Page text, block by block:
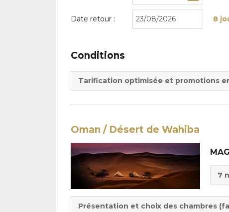
Date retour : 8
Conditions
Tarification optimisée et promotions
Oman / Désert de Wahiba
:
7
Présentation et choix des chambres